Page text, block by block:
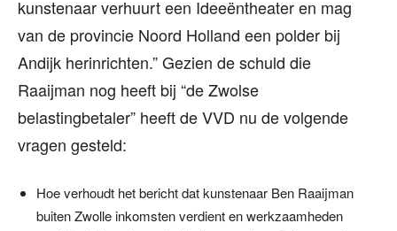
kunstenaar verhuurt een Ideeëntheater en mag
van de provincie Noord Holland een polder bij
Andijk herinrichten.” Gezien de schuld die
Raaijman nog heeft bij “de Zwolse
belastingbetaler” heeft de VVD nu de volgende
vragen gesteld:
Hoe verhoudt het bericht dat kunstenaar Ben Raaijman
buiten Zwolle inkomsten verdient en werkzaamheden